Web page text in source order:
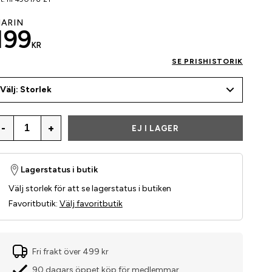
KR
SE PRISHISTORIK
Välj: Storlek
- + EJ I LAGER
Lagerstatus i butik
Välj storlek för att se lagerstatus i butiken
Favoritbutik: Välj favoritbutik
Fri frakt över 499 kr